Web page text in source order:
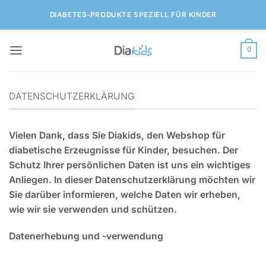
DIABETES-PRODUKTE SPEZIELL FÜR KINDER
0
DATENSCHUTZERKLÄRUNG
Vielen Dank, dass Sie Diakids, den Webshop für
diabetische Erzeugnisse für Kinder, besuchen. Der
Schutz Ihrer persönlichen Daten ist uns ein wichtiges
Anliegen. In dieser Datenschutzerklärung möchten wir
Sie darüber informieren, welche Daten wir erheben,
wie wir sie verwenden und schützen.
Datenerhebung und -verwendung